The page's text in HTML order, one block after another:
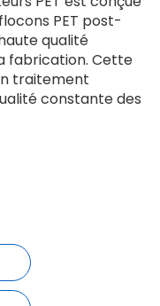
PET post-
qualité
fabrication. Cette
traitement
constante des